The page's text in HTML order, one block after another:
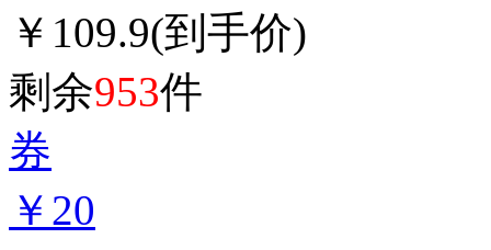
￥109.9(到手价)
剩余953件
券
￥20